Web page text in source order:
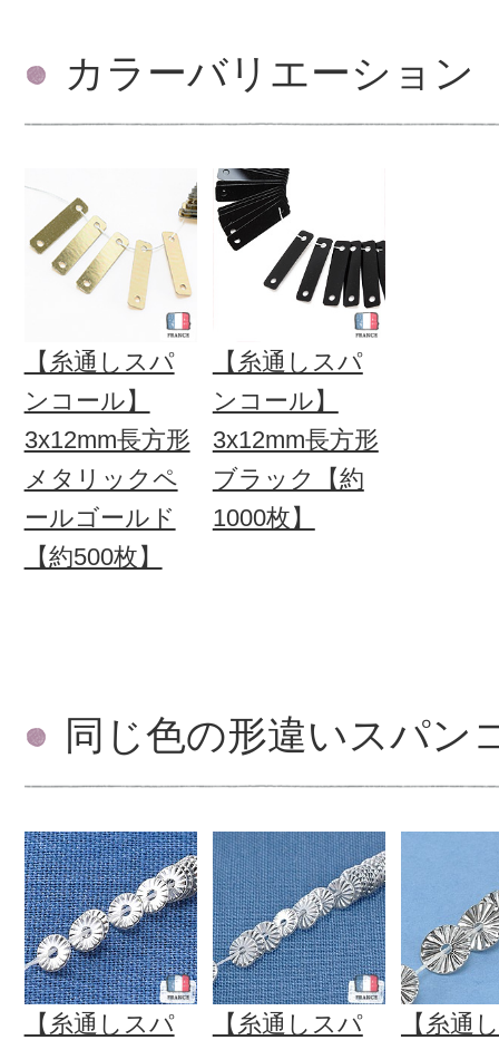
カラーバリエーション
【糸通しスパ
ンコール】
3x12mm長方形
メタリックペ
ールゴールド
【約500枚】
【糸通しスパ
ンコール】
3x12mm長方形
ブラック【約
1000枚】
同じ色の形違いスパン
【糸通しスパ
【糸通しスパ
【糸通